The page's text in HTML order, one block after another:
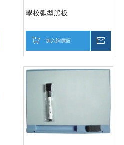
學校弧型黑板
加入詢價籃